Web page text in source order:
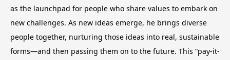
as the launchpad for people who share values to embark on
new challenges. As new ideas emerge, he brings diverse
people together, nurturing those ideas into real, sustainable
forms—and then passing them on to the future. This “pay-it-